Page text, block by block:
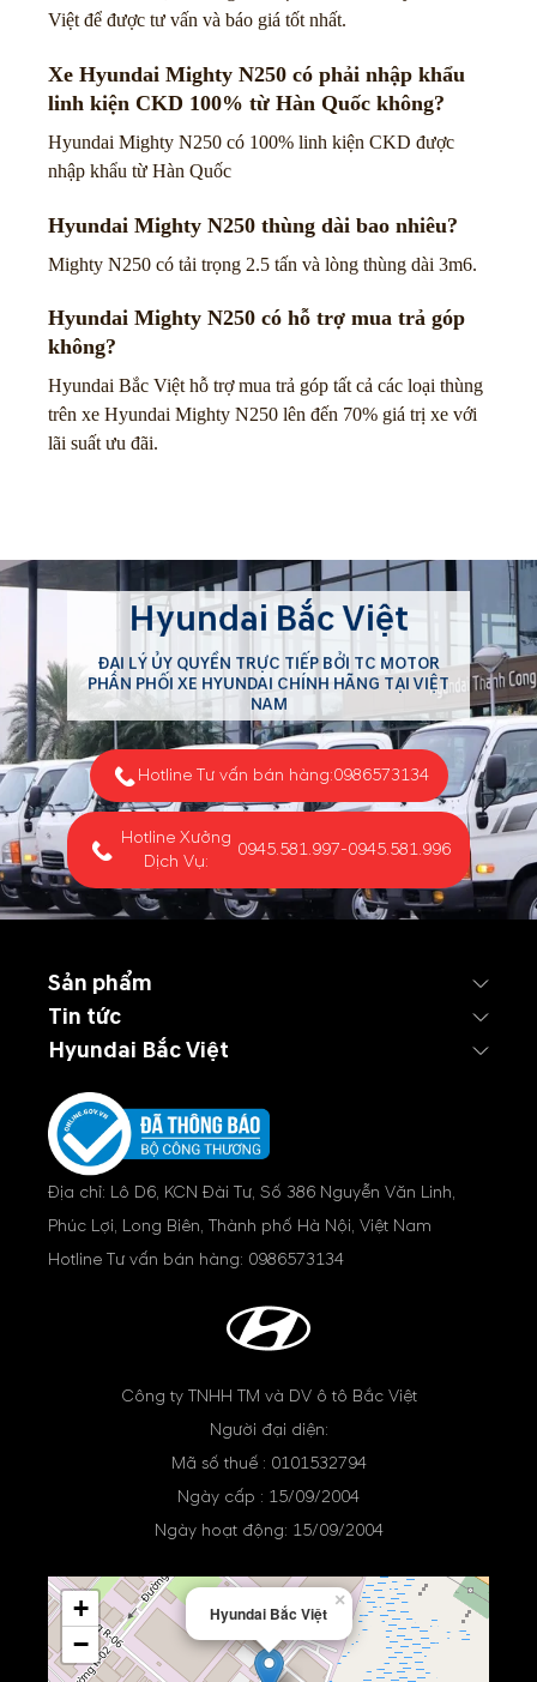
Việt để được tư vấn và báo giá tốt nhất.
Xe Hyundai Mighty N250 có phải nhập khẩu
linh kiện CKD 100% từ Hàn Quốc không?
Hyundai Mighty N250 có 100% linh kiện CKD được
nhập khẩu từ Hàn Quốc
Hyundai Mighty N250 thùng dài bao nhiêu?
Mighty N250 có tải trọng 2.5 tấn và lòng thùng dài 3m6.
Hyundai Mighty N250 có hỗ trợ mua trả góp
không?
Hyundai Bắc Việt hỗ trợ mua trả góp tất cả các loại thùng
trên xe Hyundai Mighty N250 lên đến 70% giá trị xe với
lãi suất ưu đãi.
Hyundai Bắc Việt
ĐẠI LÝ ỦY QUYỀN TRỰC TIẾP BỞI TC MOTOR
PHÂN PHỐI XE HYUNDAI CHÍNH HÃNG TẠI VIỆT
NAM
Hotline Tư vấn bán hàng:0986573134
Hotline Xưởng
Dịch Vụ:
0945.581.997-0945.581.996
Sản phẩm
Tin tức
Hyundai Bắc Việt
Địa chỉ: Lô D6, KCN Đài Tư, Số 386 Nguyễn Văn Linh,
Phúc Lợi, Long Biên, Thành phố Hà Nội, Việt Nam
Hotline Tư vấn bán hàng: 0986573134
Công ty TNHH TM và DV ô tô Bắc Việt
Người đại diện:
Mã số thuế : 0101532794
Ngày cấp : 15/09/2004
Ngày hoạt động: 15/09/2004
Hyundai Bắc Việt
×
+
−